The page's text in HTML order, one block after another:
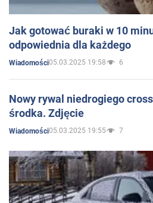
Jak gotować buraki w 10
odpowiednia dla każdego
Wiadomości05.03.2025 19:58 6
Nowy rywal niedrogiego
środka. Zdjęcie
Wiadomości05.03.2025 19:55 7